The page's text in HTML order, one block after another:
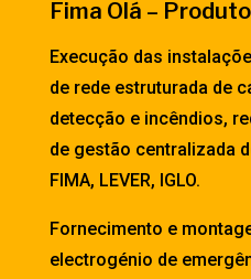
Fima Olá –
Execução das
de rede estruturada de
detecção e incêndios,
de gestão centralizada
FIMA, LEVER, IGLO.
Fornecimento e
electrogénio de